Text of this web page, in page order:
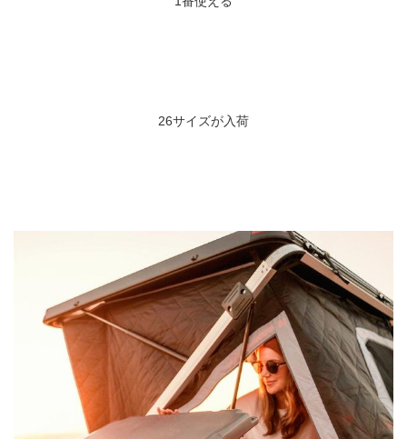
26サイズが入荷